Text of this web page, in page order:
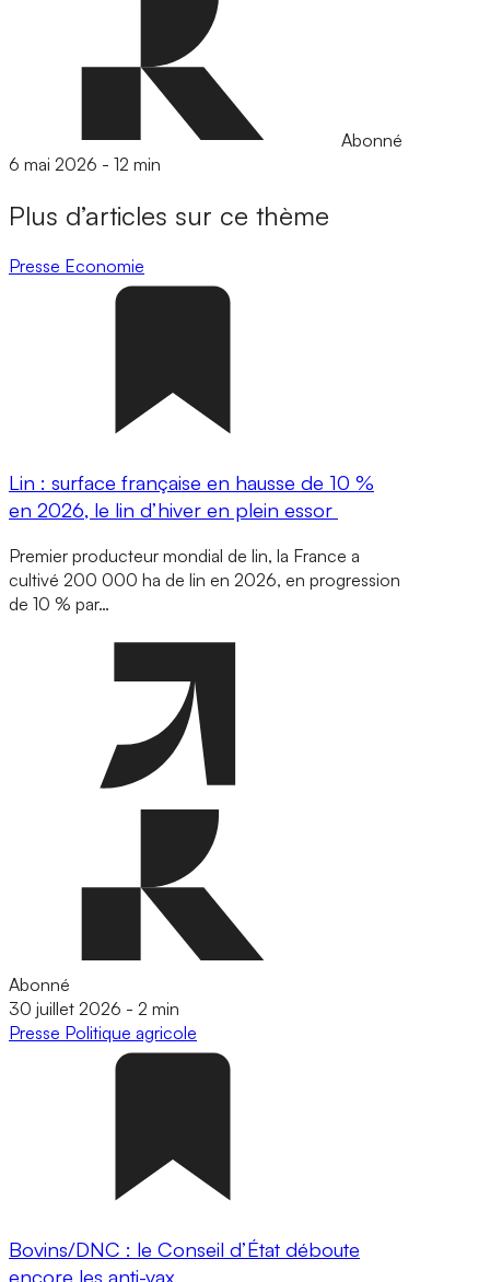
Abonné
6 mai 2026 - 12 min
Plus d’articles sur ce thème
Presse Economie
Lin : surface française en hausse de 10 %
en 2026, le lin d’hiver en plein essor
Premier producteur mondial de lin, la France a
cultivé 200 000 ha de lin en 2026, en progression
de 10 % par…
Abonné
30 juillet 2026 - 2 min
Presse Politique agricole
Bovins/DNC : le Conseil d’État déboute
encore les anti-vax